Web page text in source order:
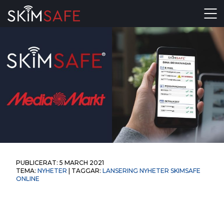
Skip to content
PUBLICERAT: 5 MARCH 2021
TEMA: NYHETER | TAGGAR: LANSERING NYHETER SKIMSAFE
ONLINE